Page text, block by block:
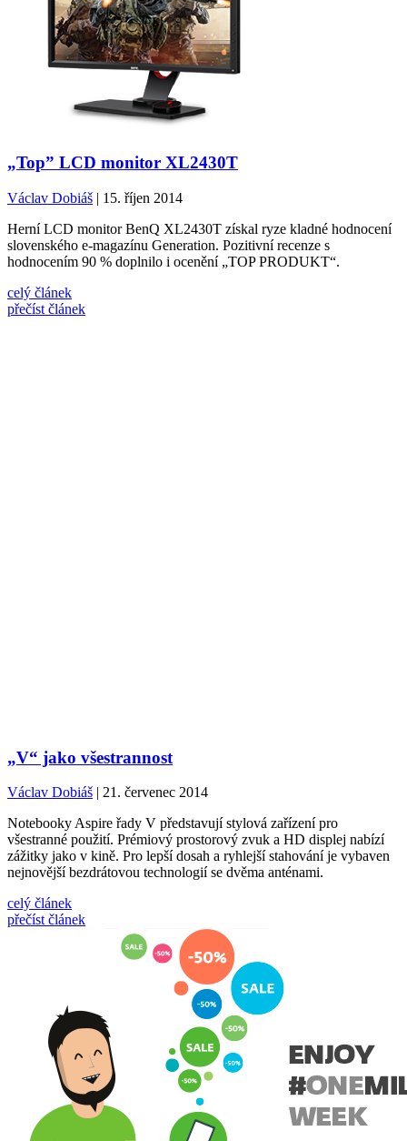
„Top” LCD monitor XL2430T
Václav Dobiáš | 15. říjen 2014
Herní LCD monitor BenQ XL2430T získal ryze kladné hodnocení
slovenského e-magazínu Generation. Pozitivní recenze s
hodnocením 90 % doplnilo i ocenění „TOP PRODUKT“.
celý článek
přečíst článek
„V“ jako všestrannost
Václav Dobiáš | 21. červenec 2014
Notebooky Aspire řady V představují stylová zařízení pro
všestranné použití. Prémiový prostorový zvuk a HD displej nabízí
zážitky jako v kině. Pro lepší dosah a ryhlejší stahování je vybaven
nejnovější bezdrátovou technologií se dvěma anténami.
celý článek
přečíst článek